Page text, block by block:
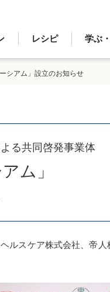
レシピ 学ぶ
シアム」設立のお知らせ
る共同啓発事業体
ム」
ルスケア株式会社、帝